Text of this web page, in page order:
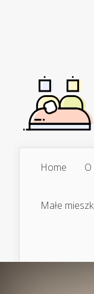
Home
Małe